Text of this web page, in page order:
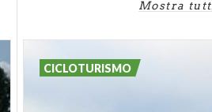
con la sua campata unica
Mostra
CICLOTURISMO